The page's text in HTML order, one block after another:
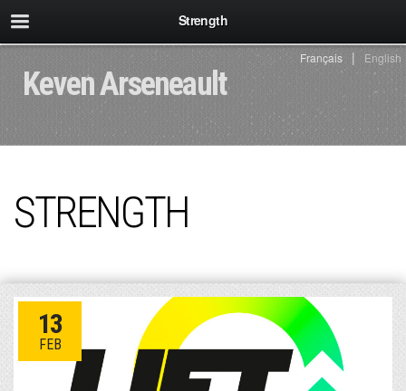
Strength
Keven Arseneault
Français English
STRENGTH
13
FEB